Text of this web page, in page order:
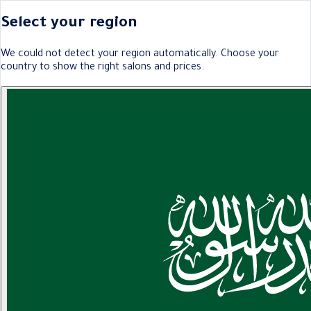
Select your region
We could not detect your region automatically. Choose your
country to show the right salons and prices.